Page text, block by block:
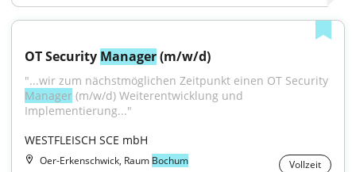
OT Security Manager (m/w/d)
Manager (m/w/d) Weiterentwicklung und
Implementierung..."
WESTFLEISCH SCE mbH
Oer-Erkenschwick, Raum Bochum Vollzeit